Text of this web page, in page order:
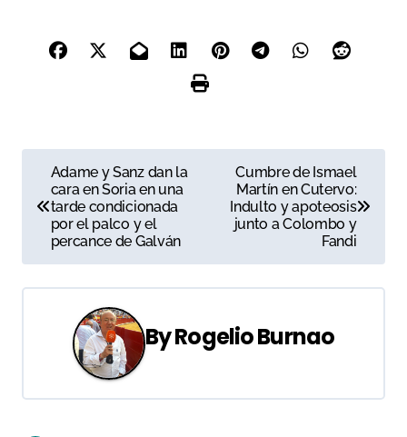
a
e
c
Adame y Sanz dan la
cara en Soria en una
tarde condicionada
por el palco y el
percance de Galván
Cumbre de Ismael
Martín en Cutervo:
Indulto y apoteosis
junto a Colombo y
Fandi
ByRogelio Burnao